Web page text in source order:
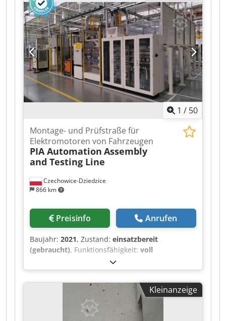
1 / 50
Czechowice-Dziedzice
866 km
Montage- und Prüfstraße für
Elektromotoren von Fahrzeugen
PIA Automation Assembly
and Testing Line
Preisinfo Anrufen
Baujahr: 2021, Zustand: einsatzbereit
(gebraucht), Funktionsfähigkeit: voll
, EV-Motorenmontage- und
Prüflinie (2021) Konzipiert für die Produktion von
EV-Motoren im Leistungsbereich von 180–300 kW
Umfasst manuelle, halbautomatische und
vollautomatische Abläufe Taktzeit: 86 s Stationen
und Ausrüstung Komponentenbeladung - KUKA
Kleinanzeige